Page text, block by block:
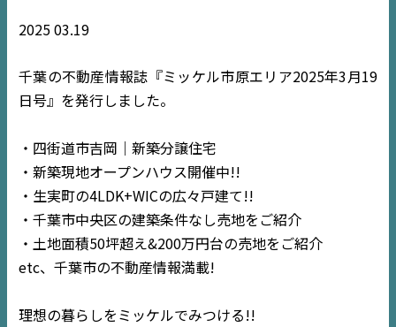
TOP
NEWS
202503.19
千葉の不動産情報誌『ミッケル市原エリア2025年3月19
日号』を発行しました。
・四街道市吉岡｜新築分譲住宅
・新築現地オープンハウス開催中!!
・生実町の4LDK+WICの広々戸建て!!
・千葉市中央区の建築条件なし売地をご紹介
・土地面積50坪超え&200万円台の売地をご紹介
etc、千葉市の不動産情報満載!
理想の暮らしをミッケルでみつける!!